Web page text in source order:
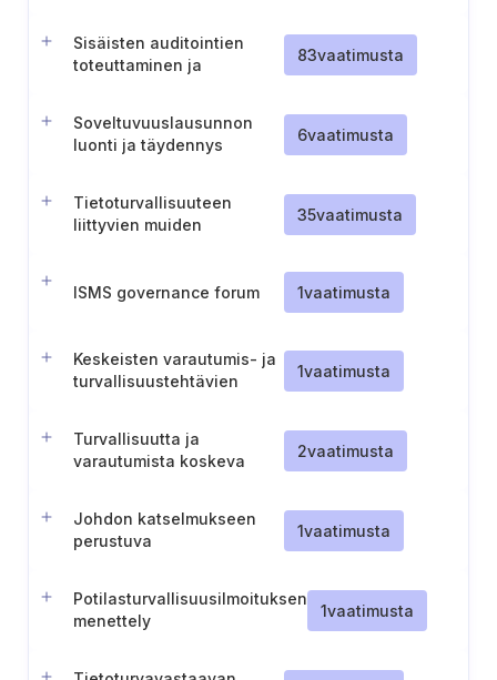
Sisäisten auditointien
toteuttaminen ja
83vaatimusta
Soveltuvuuslausunnon
luonti ja täydennys
6vaatimusta
Tietoturvallisuuteen
liittyvien muiden
dokumentointi ja hallinta
35vaatimusta
ISMS governance forum 1vaatimusta
Keskeisten varautumis- ja
turvallisuustehtävien
1vaatimusta
Turvallisuutta ja
varautumista koskeva
2vaatimusta
Johdon katselmukseen
perustuva
1vaatimusta
Potilasturvallisuusilmoituksen
menettely
1vaatimusta